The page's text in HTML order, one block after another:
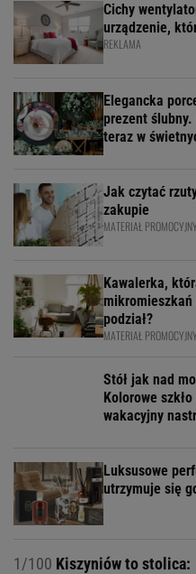
Cichy
urządzenie,
REKLAMA
Elegancka
prezent
teraz w
Jak czytać
zakupie
MATERIAŁ PROMOCYJNY
Kawalerka,
mikromieszkań
podział?
MATERIAŁ PROMOCYJNY
Stół jak nad
Kolorowe
wakacyjny
Luksusowe
utrzymuje się
1/100 Kiszyniów to stolica: